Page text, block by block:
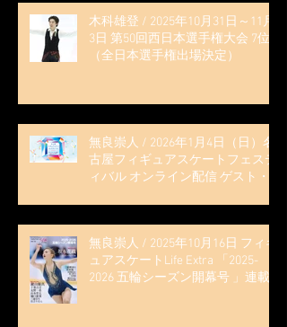
木科雄登 / 2025年10月31日～11月
3日 第50回西日本選手権大会 7位
（全日本選手権出場決定）
無良崇人 / 2026年1月4日（日）名
古屋フィギュアスケートフェステ
ィバル オンライン配信 ゲスト・
無良崇人 / 2025年10月16日 フィギ
ュアスケートLife Extra 「2025-
2026 五輪シーズン開幕号 」連載